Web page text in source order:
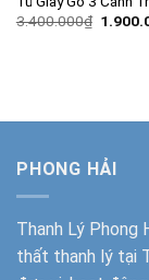
3.400.000₫ Giá
PHONG HẢI
Thanh Lý Phong
thất thanh lý tại